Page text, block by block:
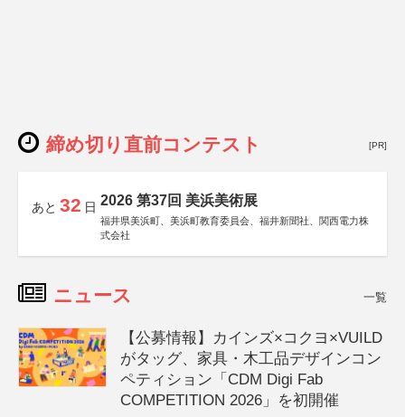
締め切り直前コンテスト [PR]
あと 32 日 2026 第37回 美浜美術展
福井県美浜町、美浜町教育委員会、福井新聞社、関西電力株
式会社
ニュース 一覧
【公募情報】カインズ×コクヨ×VUILD
がタッグ、家具・木工品デザインコン
ペティション「CDM Digi Fab
COMPETITION 2026」を初開催